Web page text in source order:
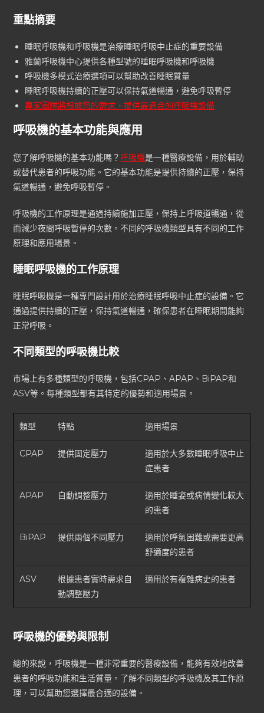
重點摘要
睡眠呼吸機和呼吸機是治療睡眠呼吸中止症的重要設備
雅蘭呼吸機中心提供各種型號的睡眠呼吸機和呼吸機
呼吸機多模式治療選項可以幫助改善睡眠質量
睡眠呼吸機持續的正壓可以保持氣道暢通，避免呼吸暫停
專家團隊將根據您的需求，提供最適合的呼吸機設備
呼吸機的基本功能與應用
您了解呼吸機的基本功能嗎？ 呼吸機是一種醫療設備，用於輔助
或替代患者的呼吸功能。它的基本功能是提供持續的正壓，保持
氣道暢通，避免呼吸暫停。
呼吸機的工作原理是通過持續施加正壓，保持上呼吸道暢通，從
而減少夜間呼吸暫停的次數。不同的呼吸機類型具有不同的工作
原理和應用場景。
睡眠呼吸機的工作原理
睡眠呼吸機是一種專門設計用於治療睡眠呼吸中止症的設備。它
通過提供持續的正壓，保持氣道暢通，確保患者在睡眠期間能夠
正常呼吸。
不同類型的呼吸機比較
市場上有多種類型的呼吸機，包括CPAP、APAP、BiPAP和
ASV等。每種類型都有其特定的優勢和適用場景。
類型 特點 適用場景
CPAP 提供固定壓力
適用於大多數睡眠呼吸中止
症患者
APAP 自動調整壓力
適用於睡姿或病情變化較大
的患者
BiPAP 提供兩個不同壓力
適用於呼氣困難或需要更高
舒適度的患者
ASV
根據患者實時需求自
動調整壓力
適用於有複雜病史的患者
呼吸機的優勢與限制
總的來說，呼吸機是一種非常重要的醫療設備，能夠有效地改善
患者的呼吸功能和生活質量。了解不同類型的呼吸機及其工作原
理，可以幫助您選擇最合適的設備。